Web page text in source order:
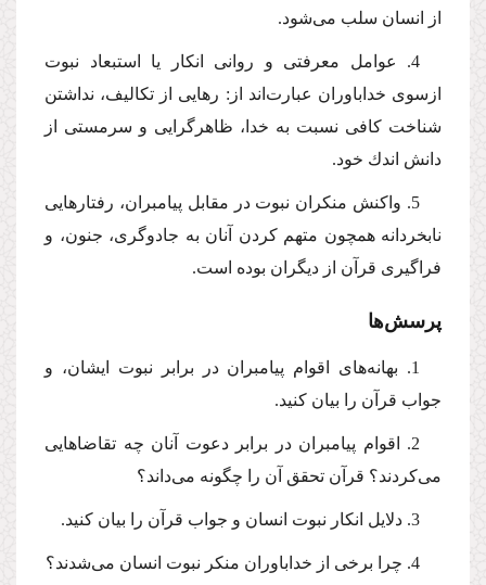
از انسان سلب می‌شود.
4. عوامل معرفتی و روانی انكار یا استبعاد نبوت
ازسوی خداباوران عبارت‌اند از: رهایی از تكالیف، نداشتن
شناخت كافی نسبت به خدا، ظاهرگرایی و سرمستی از
دانش اندك خود.
5. واكنش منكران نبوت در مقابل پیامبران، رفتارهایی
نابخردانه همچون متهم كردن آنان به جادوگری، جنون، و
فراگیری قرآن از دیگران بوده است.
پرسش‌ها
1. بهانه‌های اقوام پیامبران در برابر نبوت ایشان، و
جواب‌ قرآن را بیان كنید.
2. اقوام پیامبران در برابر دعوت آنان چه تقاضاهایی
می‌كردند؟ قرآن تحقق آن را چگونه می‌داند؟
3. دلایل انكار نبوت انسان و جواب قرآن را بیان كنید.
4. چرا برخی از خداباوران منكر نبوت انسان می‌شدند؟